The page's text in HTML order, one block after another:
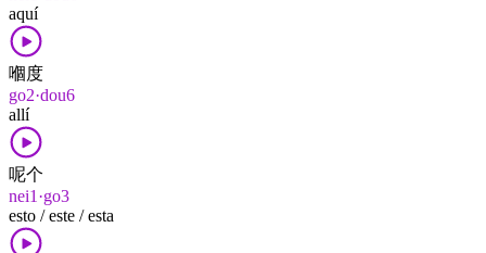
aquí
嗰度
go2·dou6
allí
呢个
nei1·go3
esto / este / esta